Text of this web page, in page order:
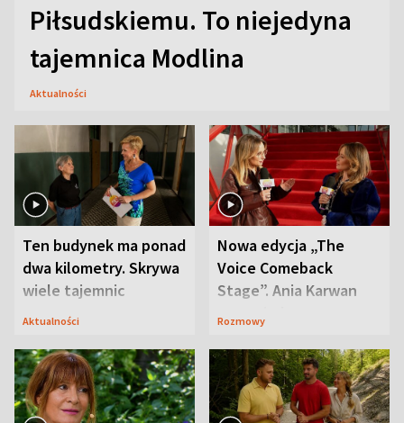
Piłsudskiemu. To niejedyna
tajemnica Modlina
Aktualności
Ten budynek ma ponad
dwa kilometry. Skrywa
wiele tajemnic
Aktualności
Nowa edycja „The
Voice Comeback
Stage”. Ania Karwan
zapowiada
Rozmowy